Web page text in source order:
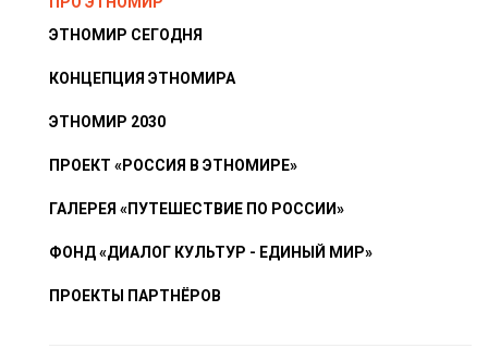
ЭТНОМИР СЕГОДНЯ
КОНЦЕПЦИЯ ЭТНОМИРА
ЭТНОМИР 2030
ПРОЕКТ «РОССИЯ В ЭТНОМИРЕ»
ГАЛЕРЕЯ «ПУТЕШЕСТВИЕ ПО РОССИИ»
ФОНД «ДИАЛОГ КУЛЬТУР - ЕДИНЫЙ МИР»
ПРОЕКТЫ ПАРТНЁРОВ